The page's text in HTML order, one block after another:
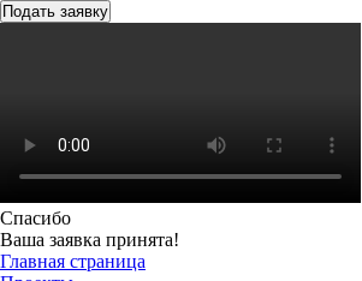
Спасибо
Ваша заявка принята!
Главная страница